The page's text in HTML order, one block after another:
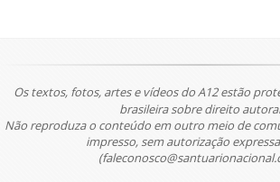
Os textos, fotos, artes e vídeos do A12 estão
brasileira sobre direito
Não reproduza o conteúdo em outro meio de
impresso, sem autorização